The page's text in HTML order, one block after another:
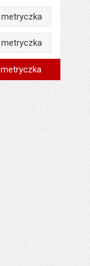
metryczka
metryczka
metryczka